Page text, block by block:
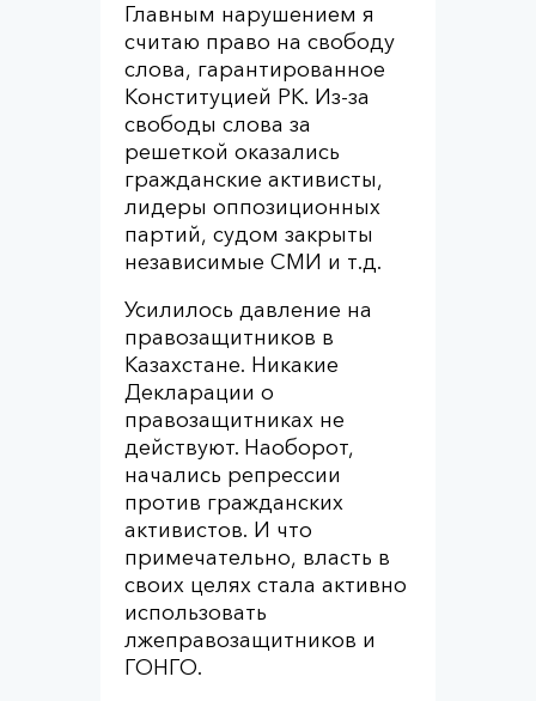
Главным нарушением я
считаю право на свободу
слова, гарантированное
Конституцией РК. Из-за
свободы слова за
решеткой оказались
гражданские активисты,
лидеры оппозиционных
партий, судом закрыты
независимые СМИ и т.д.
Усилилось давление на
правозащитников в
Казахстане. Никакие
Декларации о
правозащитниках не
действуют. Наоборот,
начались репрессии
против гражданских
активистов. И что
примечательно, власть в
своих целях стала активно
использовать
лжеправозащитников и
ГОНГО.